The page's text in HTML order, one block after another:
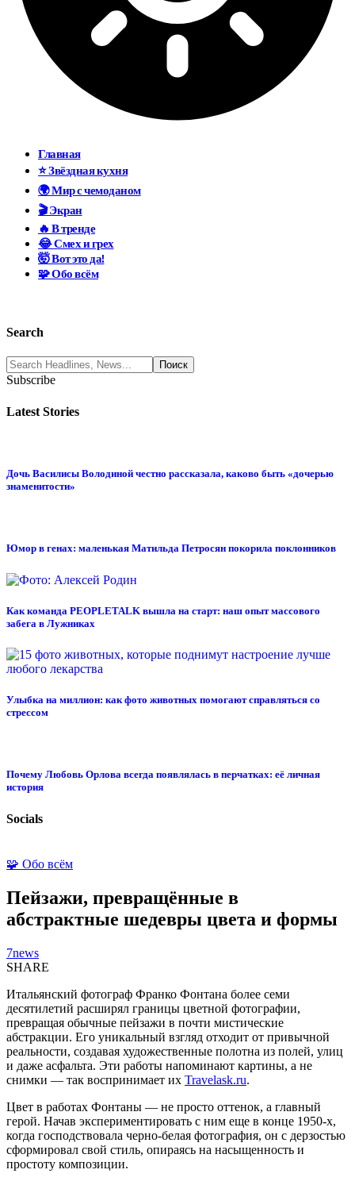
Главная
⭐ Звёздная кухня
🌍 Мир с чемоданом
🎬 Экран
🔥 В тренде
😂 Смех и грех
🤯 Вот это да!
🧩 Обо всём
Search
Subscribe
Latest Stories
Дочь Василисы Володиной честно рассказала, каково быть «дочерью
знаменитости»
Юмор в генах: маленькая Матильда Петросян покорила поклонников
Как команда PEOPLETALK вышла на старт: наш опыт массового
забега в Лужниках
Улыбка на миллион: как фото животных помогают справляться со
стрессом
Почему Любовь Орлова всегда появлялась в перчатках: её личная
история
Socials
🧩 Обо всём
Пейзажи, превращённые в
абстрактные шедевры цвета и формы
7news
SHARE
Итальянский фотограф Франко Фонтана более семи
десятилетий расширял границы цветной фотографии,
превращая обычные пейзажи в почти мистические
абстракции. Его уникальный взгляд отходит от привычной
реальности, создавая художественные полотна из полей, улиц
и даже асфальта. Эти работы напоминают картины, а не
снимки — так воспринимает их Travelask.ru.
Цвет в работах Фонтаны — не просто оттенок, а главный
герой. Начав экспериментировать с ним еще в конце 1950-х,
когда господствовала черно-белая фотография, он с дерзостью
сформировал свой стиль, опираясь на насыщенность и
простоту композиции.